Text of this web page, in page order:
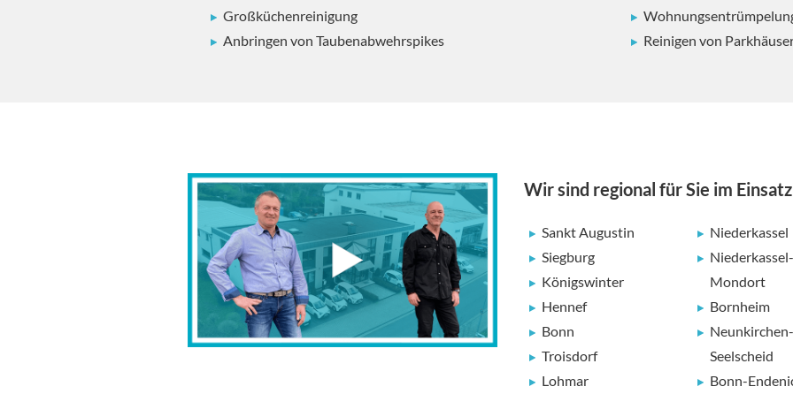
Großküchenreinigung
Anbringen von Taubenabwehrspikes
Reinigen von
Wir sind regional für Sie im Einsatz
Sankt Augustin
Siegburg
Königswinter
Hennef
Bonn
Troisdorf
Lohmar
Niederkassel
Niederkassel-
Mondort
Bornheim
Neunkirchen-
Seelscheid
Bonn-